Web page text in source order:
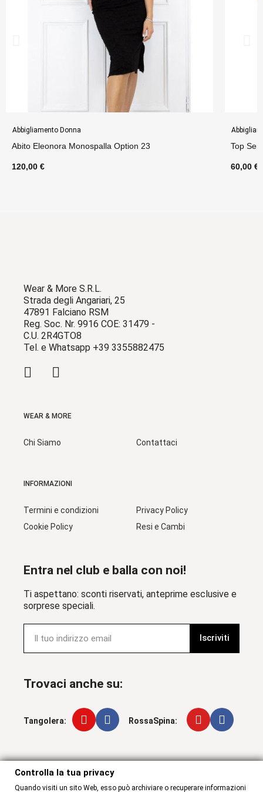
Abbigliamento Donna
Abito Eleonora Monospalla Option 23
120,00 €
Top
60,00 €
Wear & More S.R.L.
Strada degli Angariari, 25
47891 Falciano RSM
Reg. Soc. Nr. 9916 COE: 31479 -
C.U. 2R4GTO8
Tel. e Whatsapp +39 3355882475
WEAR & MORE
Chi Siamo Contattaci
INFORMAZIONI
Termini e condizioni
Cookie Policy
Privacy Policy
Resi e Cambi
Entra nel club e balla con noi!
Ti aspettano: sconti riservati, anteprime esclusive e
sorprese speciali.
Iscriviti
Trovaci anche su:
Tangolera: RossaSpina:
Controlla la tua privacy
Controlla la tua privacy
Quando visiti un sito Web, esso può archiviare o recuperare informazioni